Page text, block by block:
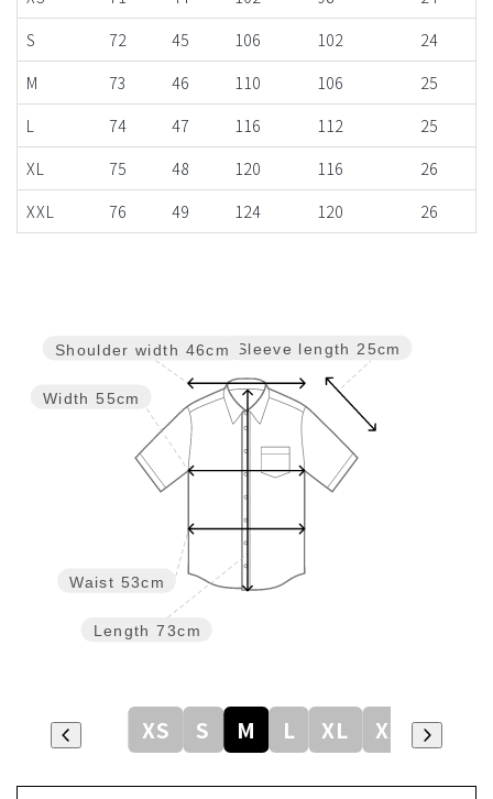
S
72 45 106 102
24
M
73 46 110 106
25
L
74 47 116 112
25
XL
75 48 120 116
26
XXL
76 49 124 120 26
Sleeve length 25cm
Length 73cm
Waist 53cm
Width 55cm
Shoulder width 46cm
XS S M L XL XXL